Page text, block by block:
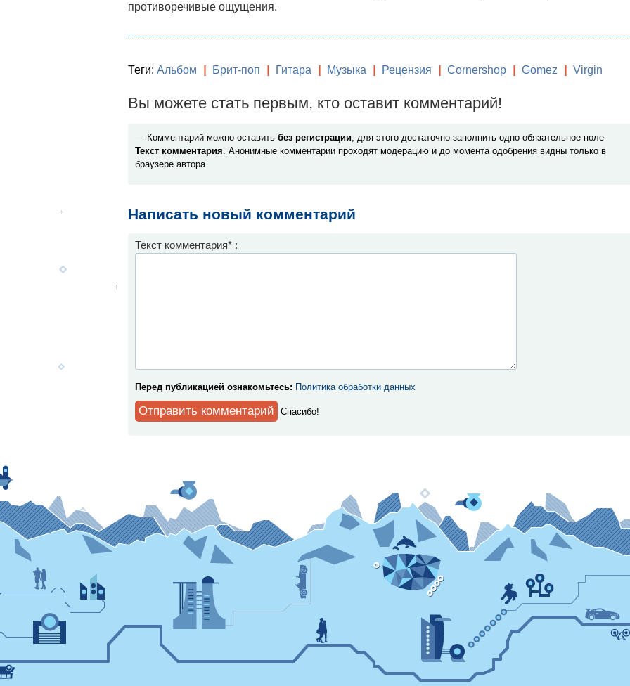
противоречивые ощущения.
Теги: Альбом Брит-поп Гитара Музыка Рецензия Cornershop Gomez Virgin
Вы можете стать первым, кто оставит комментарий!
— Комментарий можно оставить без регистрации, для этого достаточно заполнить одно обязательное поле
Текст комментария. Анонимные комментарии проходят модерацию и до момента одобрения видны только в
браузере автора
Написать новый комментарий
Текст комментария* :
Перед публикацией ознакомьтесь: Политика обработки данных
Спaсибо!